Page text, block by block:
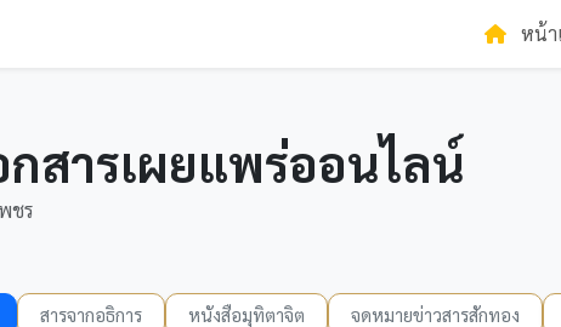
หน้า
กสารเผยแพร่ออนไลน์
ชร
สารจากอธิการ หนังสือมุทิตาจิต จดหมายข่าวสารสักทอง